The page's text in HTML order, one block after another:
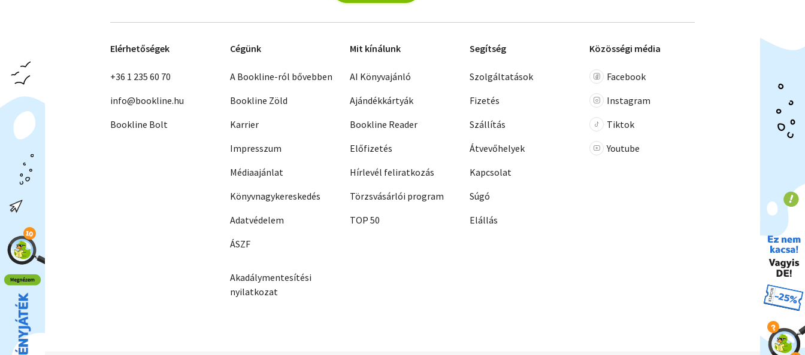
Elérhetőségek
+36 1 235 60 70
info@bookline.hu
Bookline Bolt
Cégünk
A Bookline-ról bővebben
Bookline Zöld
Karrier
Impresszum
Médiaajánlat
Könyvnagykereskedés
Adatvédelem
ÁSZF
Akadálymentesítési
nyilatkozat
Mit kínálunk
AI Könyvajánló
Ajándékkártyák
Bookline Reader
Előfizetés
Hírlevél feliratkozás
Törzsvásárlói program
TOP 50
Segítség
Szolgáltatások
Fizetés
Szállítás
Átvevőhelyek
Kapcsolat
Súgó
Elállás
Közösségi média
Facebook
Instagram
Tiktok
Youtube